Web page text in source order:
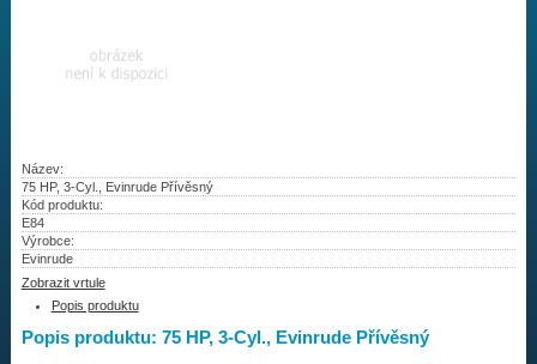
Najít vrtuli
Vrtule
Redukční pouzdra XHS
Kontakty
Aktuality
Název:
75 HP, 3-Cyl., Evinrude Přívěsný
Kód produktu:
E84
Výrobce:
Evinrude
Zobrazit vrtule
Popis produktu
Popis produktu: 75 HP, 3-Cyl., Evinrude Přívěsný